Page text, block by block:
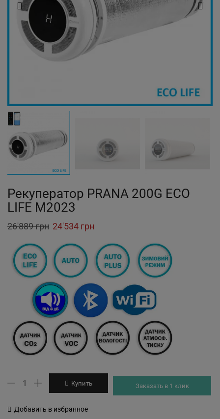
Рекуператор PRANA 200G ECO
LIFE M2023
26'889грн Original
was:
26'889 грн.
24'534 грн
is:
24'534 грн.
Количество
Рекуператор
Купить Заказать в 1 клик
Добавить в избранное